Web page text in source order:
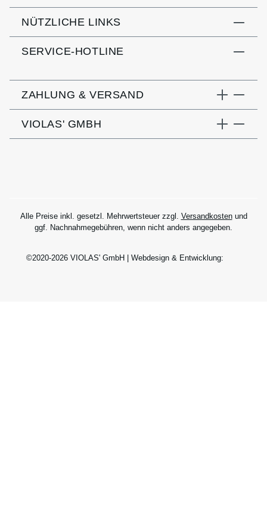
NÜTZLICHE LINKS
SERVICE-HOTLINE
ZAHLUNG & VERSAND
VIOLAS' GMBH
Alle Preise inkl. gesetzl. Mehrwertsteuer zzgl. Versandkostenund
ggf. Nachnahmegebühren, wenn nicht anders angegeben.
©2020-2026 VIOLAS' GmbH | Webdesign & Entwicklung: